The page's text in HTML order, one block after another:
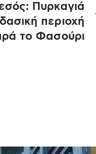
Πυρκαγιά
περιοχή
το Φασούρι